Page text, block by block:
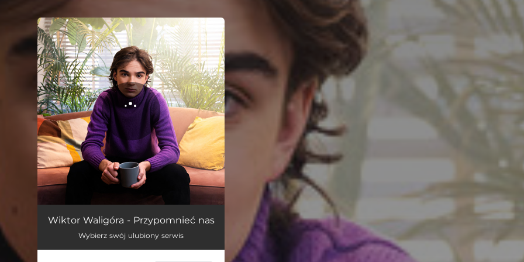
You're all set!
Przypomnieć nas 04:35
Wiktor Waligóra - Przypomnieć nas
Wybierz swój ulubiony serwis